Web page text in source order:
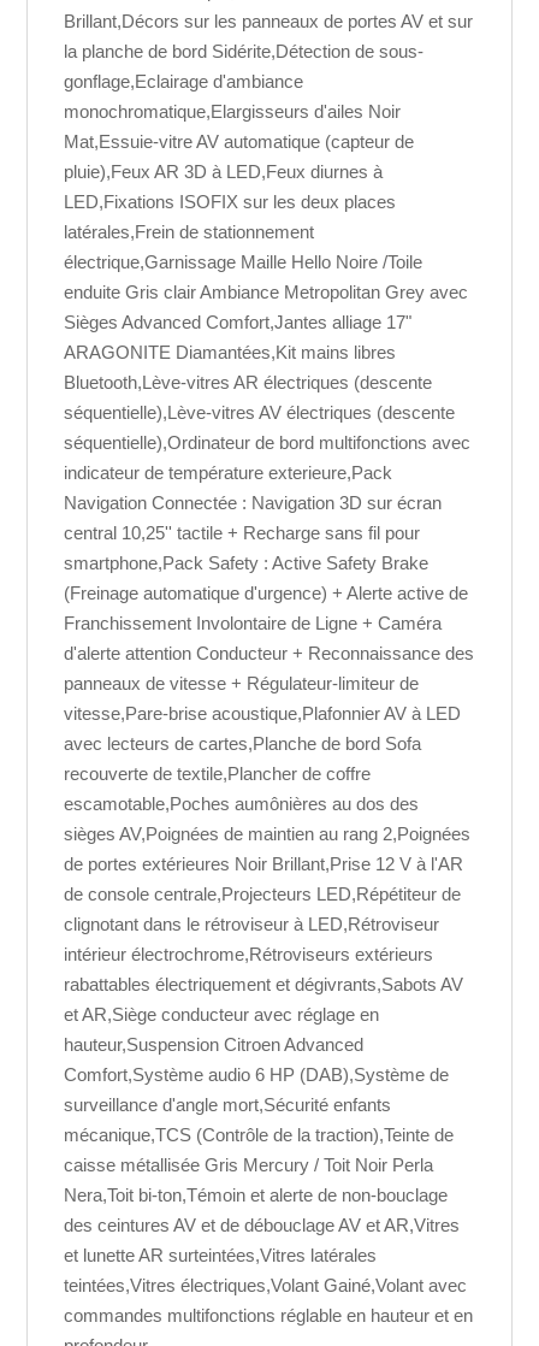
Brillant,Décors sur les panneaux de portes AV et sur
la planche de bord Sidérite,Détection de sous-
gonflage,Eclairage d'ambiance
monochromatique,Elargisseurs d'ailes Noir
Mat,Essuie-vitre AV automatique (capteur de
pluie),Feux AR 3D à LED,Feux diurnes à
LED,Fixations ISOFIX sur les deux places
latérales,Frein de stationnement
électrique,Garnissage Maille Hello Noire /Toile
enduite Gris clair Ambiance Metropolitan Grey avec
Sièges Advanced Comfort,Jantes alliage 17"
ARAGONITE Diamantées,Kit mains libres
Bluetooth,Lève-vitres AR électriques (descente
séquentielle),Lève-vitres AV électriques (descente
séquentielle),Ordinateur de bord multifonctions avec
indicateur de température exterieure,Pack
Navigation Connectée : Navigation 3D sur écran
central 10,25'' tactile + Recharge sans fil pour
smartphone,Pack Safety : Active Safety Brake
(Freinage automatique d'urgence) + Alerte active de
Franchissement Involontaire de Ligne + Caméra
d'alerte attention Conducteur + Reconnaissance des
panneaux de vitesse + Régulateur-limiteur de
vitesse,Pare-brise acoustique,Plafonnier AV à LED
avec lecteurs de cartes,Planche de bord Sofa
recouverte de textile,Plancher de coffre
escamotable,Poches aumônières au dos des
sièges AV,Poignées de maintien au rang 2,Poignées
de portes extérieures Noir Brillant,Prise 12 V à l'AR
de console centrale,Projecteurs LED,Répétiteur de
clignotant dans le rétroviseur à LED,Rétroviseur
intérieur électrochrome,Rétroviseurs extérieurs
rabattables électriquement et dégivrants,Sabots AV
et AR,Siège conducteur avec réglage en
hauteur,Suspension Citroen Advanced
Comfort,Système audio 6 HP (DAB),Système de
surveillance d'angle mort,Sécurité enfants
mécanique,TCS (Contrôle de la traction),Teinte de
caisse métallisée Gris Mercury / Toit Noir Perla
Nera,Toit bi-ton,Témoin et alerte de non-bouclage
des ceintures AV et de débouclage AV et AR,Vitres
et lunette AR surteintées,Vitres latérales
teintées,Vitres électriques,Volant Gainé,Volant avec
commandes multifonctions réglable en hauteur et en